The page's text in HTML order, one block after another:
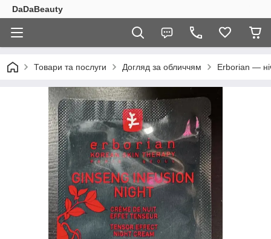
DaDaBeauty
Товари та послуги Догляд за обличчям Erborian —